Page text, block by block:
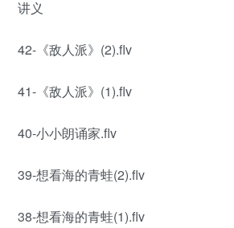
讲义
42-《敌人派》(2).flv
41-《敌人派》(1).flv
40-小小朗诵家.flv
39-想看海的青蛙(2).flv
38-想看海的青蛙(1).flv